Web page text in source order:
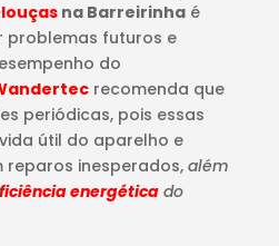
na Barreirinhaé
problemas futuros e
do
recomenda que
periódicas, pois essas
útil do aparelho e
reparos inesperados, além
energéticado